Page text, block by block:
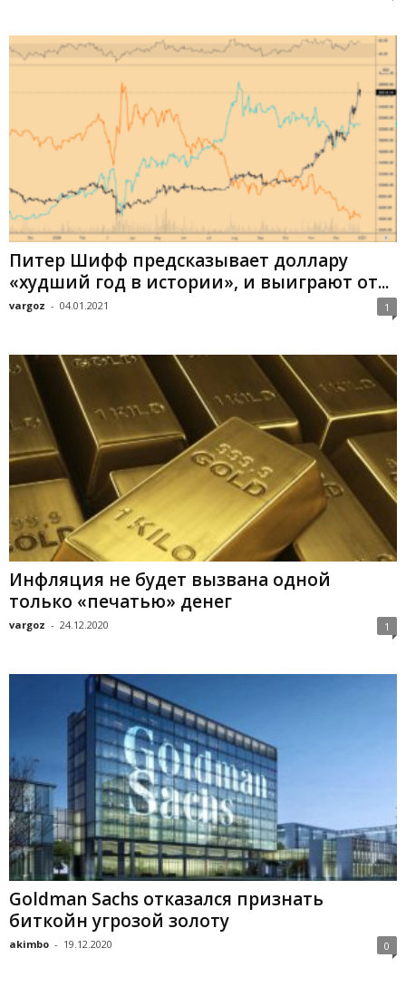
Питер Шифф предсказывает доллару
«худший год в истории», и выиграют от...
vargoz - 04.01.2021 1
Инфляция не будет вызвана одной
только «печатью» денег
vargoz - 24.12.2020 1
Goldman Sachs отказался признать
биткойн угрозой золоту
akimbo - 19.12.2020 0